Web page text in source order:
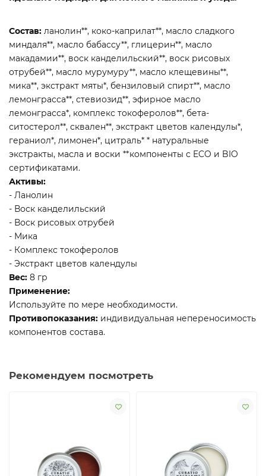
Состав: ланолин**, коко-каприлат**, масло сладкого
миндаля**, масло бабассу**, глицерин**, масло
макадамии**, воск канделильский**, воск рисовых
отрубей**, масло мурумуру**, масло клещевины**,
мика**, экстракт мяты*, бензиловый спирт**, масло
лемонграсса**, стевиозид**, эфирное масло
лемонграсса*, комплекс токоферолов**, бета-
ситостерол**, сквален**, экстракт цветов календулы*,
гераниол*, лимонен*, цитраль* * натуральные
экстракты, масла и воски **компоненты с ECO и BIO
сертификатами.
Активы:
- Ланолин
- Воск канделильский
- Воск рисовых отрубей
- Мика
- Комплекс токоферолов
- Экстракт цветов календулы
Вес: 8 гр
Применение:
Используйте по мере необходимости.
Противопоказания: индивидуальная непереносимость
компонентов состава.
Рекомендуем посмотреть